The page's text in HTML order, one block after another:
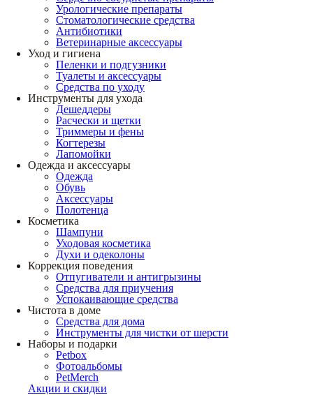
Урологические препараты
Стоматологические средства
Антибиотики
Ветеринарные аксессуары
Уход и гигиена
Пеленки и подгузники
Туалеты и аксессуары
Средства по уходу
Инструменты для ухода
Дешеддеры
Расчески и щетки
Триммеры и фены
Когтерезы
Лапомойки
Одежда и аксессуары
Одежда
Обувь
Аксессуары
Полотенца
Косметика
Шампуни
Уходовая косметика
Духи и одеколоны
Коррекция поведения
Отпугиватели и антигрызины
Средства для приучения
Успокаивающие средства
Чистота в доме
Средства для дома
Инструменты для чистки от шерсти
Наборы и подарки
Petbox
Фотоальбомы
PetMerch
Акции и скидки